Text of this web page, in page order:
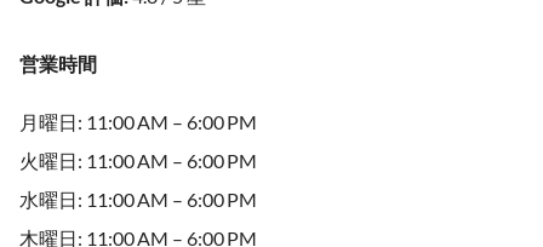
営業時間
月曜日: 11:00 AM – 6:00 PM
火曜日: 11:00 AM – 6:00 PM
水曜日: 11:00 AM – 6:00 PM
木曜日: 11:00 AM – 6:00 PM